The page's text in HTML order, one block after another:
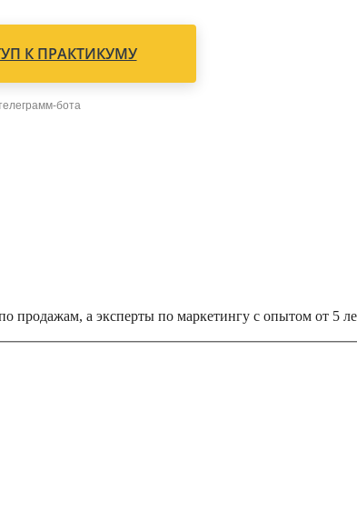
К ПРАКТИКУМУ
бота
продажам, а эксперты по маркетингу с опытом от 5